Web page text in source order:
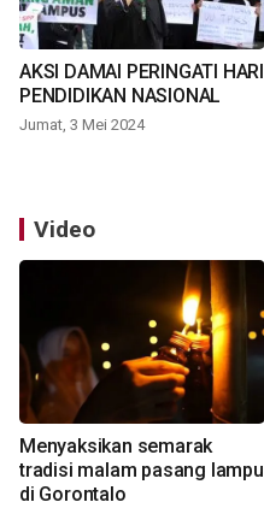
AKSI DAMAI PERINGATI HARI
PENDIDIKAN NASIONAL
Jumat, 3 Mei 2024
Video
Menyaksikan semarak
tradisi malam pasang lampu
di Gorontalo